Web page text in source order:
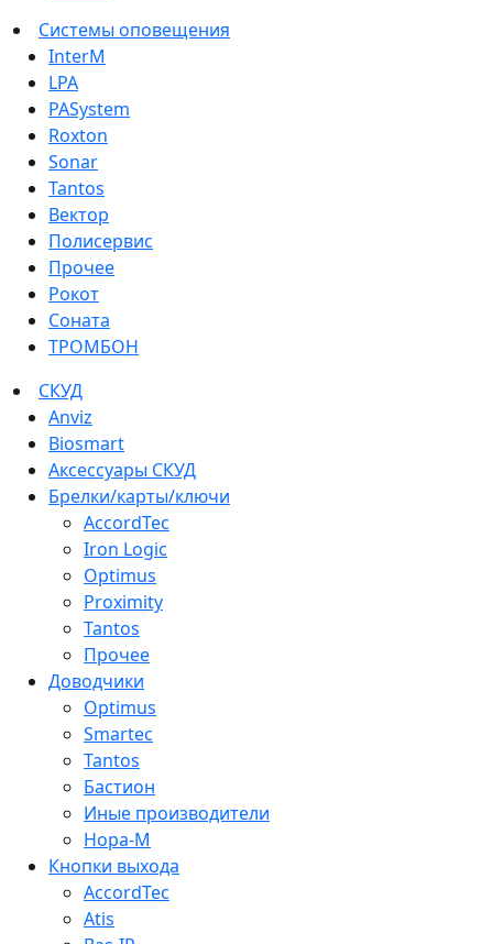
Системы оповещения
InterM
LPA
PASystem
Roxton
Sonar
Tantos
Вектор
Полисервис
Прочее
Рокот
Соната
ТРОМБОН
СКУД
Anviz
Biosmart
Аксессуары СКУД
Брелки/карты/ключи
AccordTec
Iron Logic
Optimus
Proximity
Tantos
Прочее
Доводчики
Optimus
Smartec
Tantos
Бастион
Иные производители
Нора-М
Кнопки выхода
AccordTec
Atis